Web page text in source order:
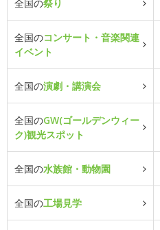
全国の祭り
全国のコンサート・音楽関連
イベント
全国の演劇・講演会
全国のGW(ゴールデンウィー
ク)観光スポット
全国の水族館・動物園
全国の工場見学